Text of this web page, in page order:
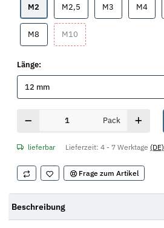
M2 M2,5M2,5 M3 M4M4
M8 M10M10
Länge:
12 mm
Pack
lieferbar Lieferzeit: 4 - 7 Werktage (DE)
Frage zum Artikel
Beschreibung